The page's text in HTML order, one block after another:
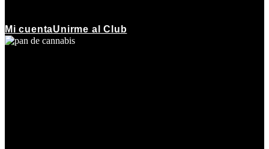
Mi cuentaUnirme al Club